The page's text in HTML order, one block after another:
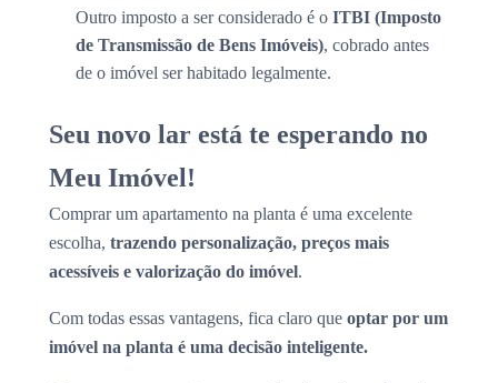
Outro imposto a ser considerado é o ITBI (Imposto
de Transmissão de Bens Imóveis), cobrado antes
de o imóvel ser habitado legalmente.
Seu novo lar está te esperando no
Meu Imóvel!
Comprar um apartamento na planta é uma excelente
escolha, trazendo personalização, preços mais
acessíveis e valorização do imóvel.
Com todas essas vantagens, fica claro que optar por um
imóvel na planta é uma decisão inteligente.